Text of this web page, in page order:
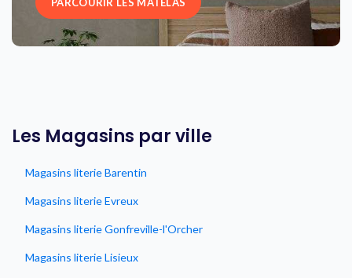
PARCOURIR LES MATELAS
Les Magasins par ville
Magasins literie Barentin
Magasins literie Evreux
Magasins literie Gonfreville-l'Orcher
Magasins literie Lisieux